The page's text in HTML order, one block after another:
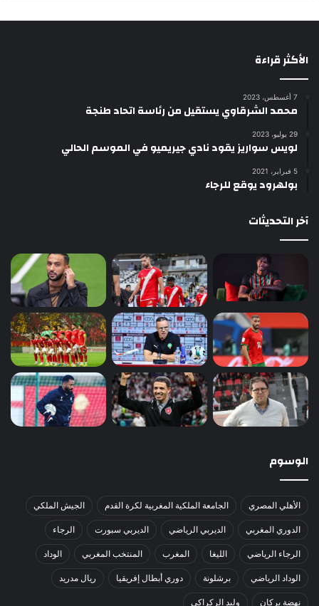
الأكثر قراءة
7 أغسطس، 2023
محمد الشرقاوي يستقيل من رئاسة اتحاد طنجة
29 يوليو، 2023
لويس سواريز يقود نادي جيريميو في الموسم الحالي
5 فبراير، 2021
بولهرود يوقع للرجاء
آخر التحديثات
الوسوم
الأهلي المصري الجامعة الملكية المغربية لكرة القدم الجيش الملكي
الدوري المغربي الديربي الرياضي الديربي سبورت الرجاء
الرجاء الرياضي الليغا المغرب المنتخب المغربي الوداد
الوداد الرياضي برشلونة دوري أبطال إفريقيا ريال مدريد
نهضة بركان وليد الركراكي